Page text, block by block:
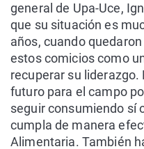
general de Upa-Uce,
que su situación es
años, cuando
estos comicios como
recuperar su
futuro para el campo
seguir consumiendo sí
cumpla de manera
Alimentaria. También